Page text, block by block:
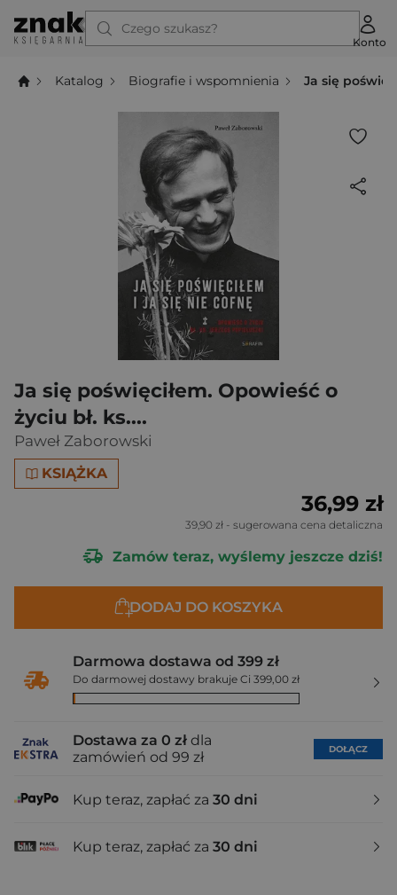
Czego szukasz?
Konto
Katalog Biografie i wspomnienia Ja się
Ja się poświęciłem. Opowieść o
życiu bł. ks....
Paweł Zaborowski
KSIĄŻKA
36,99 zł
39,90 zł - sugerowana cena detaliczna
Zamów teraz, wyślemy jeszcze dziś!
DODAJ DO KOSZYKA
Darmowa dostawa od 399 zł
Do darmowej dostawy brakuje Ci 399,00 zł
Dostawa za 0 zł dla
zamówień od 99 zł
DOŁĄCZ
Kup teraz, zapłać za 30 dni
Kup teraz, zapłać za 30 dni